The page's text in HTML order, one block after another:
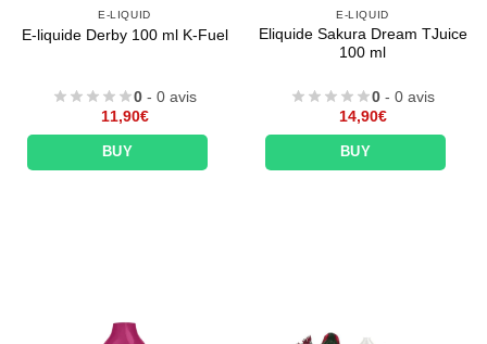
E-LIQUID
E-liquide Derby 100 ml K-Fuel
0 - 0 avis
11,90€
BUY
E-LIQUID
Eliquide Sakura Dream TJuice
100 ml
0 - 0 avis
14,90€
BUY